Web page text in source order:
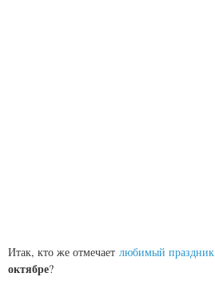
Итак, кто же отмечает любимый праздник
октябре?